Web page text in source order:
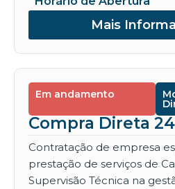
Mais
Em andamento
Compra Direta
Contratação de empresa
prestação de serviços de
Supervisão Técnica na